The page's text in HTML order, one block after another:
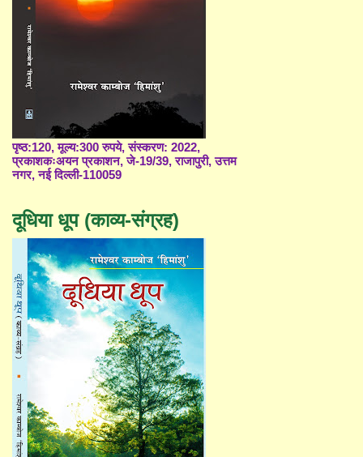
पृष्ठ:120, मूल्य:300 रुपये, संस्करण: 2022,
प्रकाशकःअयन प्रकाशन, जे-19/39, राजापुरी, उत्तम
नगर, नई दिल्ली-110059
दूधिया धूप (काव्य-संग्रह)